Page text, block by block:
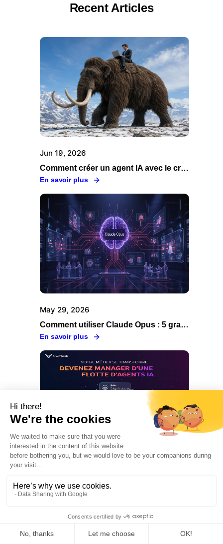
Recent Articles
Jun 19, 2026
Comment créer un agent IA avec le créateur d'agent Swiftask
En savoir plus
May 29, 2026
Comment utiliser Claude Opus : 5 grandes raisons de passer par Swiftask
En savoir plus
Mar 26, 2026
En savoir plus